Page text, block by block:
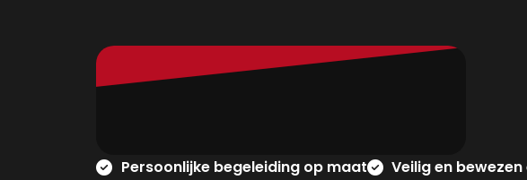
Persoonlijke begeleiding op maat
Veilig en